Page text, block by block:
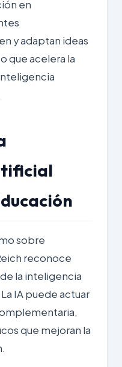
en
y adaptan ideas
que acelera la
sobre
reconoce
la inteligencia
IA puede actuar
que mejoran la